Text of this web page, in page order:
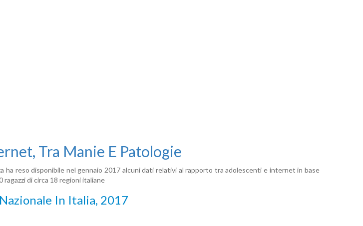
Tra Manie E Patologie
ha reso disponibile nel gennaio 2017 alcuni dati relativi al rapporto tra adolescenti e internet in base
di circa 18 regioni italiane
In Italia, 2017